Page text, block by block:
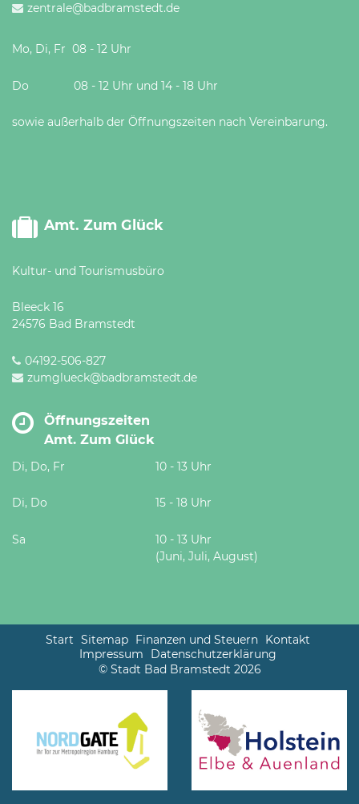
zentrale@badbramstedt.de
Mo, Di, Fr 08 - 12 Uhr
Do 08 - 12 Uhr und 14 - 18 Uhr
sowie außerhalb der Öffnungszeiten nach Vereinbarung.
Amt. Zum Glück
Kultur- und Tourismusbüro
Bleeck 16
24576 Bad Bramstedt
04192-506-827
zumglueck@badbramstedt.de
Öffnungszeiten
Amt. Zum Glück
Di, Do, Fr 10 - 13 Uhr
Di, Do 15 - 18 Uhr
Sa
10 - 13 Uhr
(Juni, Juli, August)
Start Sitemap Finanzen und Steuern
Kontakt
Impressum
Datenschutzerklärung
© Stadt Bad Bramstedt 2026